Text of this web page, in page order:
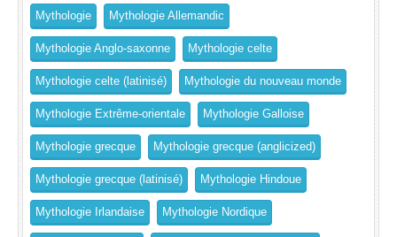
Mythologie Mythologie Allemandic
Mythologie Anglo-saxonne Mythologie celte
Mythologie celte (latinisé) Mythologie du nouveau monde
Mythologie Extrême-orientale Mythologie Galloise
Mythologie grecque Mythologie grecque (anglicized)
Mythologie grecque (latinisé) Mythologie Hindoue
Mythologie Irlandaise Mythologie Nordique